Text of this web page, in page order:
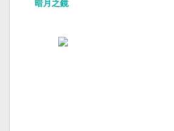
暗月之鏡